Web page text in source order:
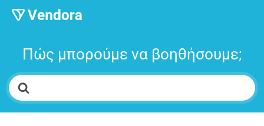
Πώς μπορούμε να βοηθήσουμε;
Search
For